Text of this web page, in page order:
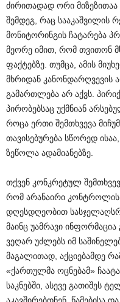
ძირითადად ორი
შემდეგ, რაც სააკაშვილის
მონიტორინგის ჩატარება
მეორე იმით, რომ თვითონ
ფაქტებზე. თუმცა, ამის
მხრიდან კანონდარღვევის
გამართლება არ აქვს.
პირობებსაც უქმნიან
როცა ერთი შემთხვევა
თავისებურება სწორედ
ზეწოლა ადამიანებზე.
თქვენ კონკრეტულ
რომ არანაირი კონტროლის
დღესდღეობით
მაინც უამრავი
ვეღარ უძლებს იმ
მაგალითად, აქციებამდე
«ქართულმა ოცნებამ»
საკნებში, ასევე გათიშეს